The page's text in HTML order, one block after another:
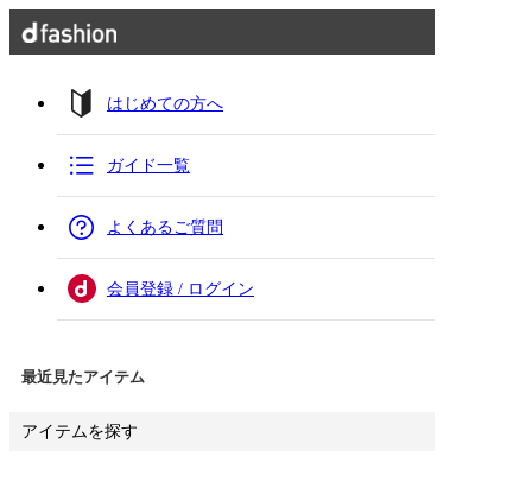
はじめての方へ
ガイド一覧
よくあるご質問
会員登録 / ログイン
最近見たアイテム
アイテムを探す